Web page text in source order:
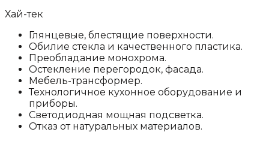
Хай-тек
Глянцевые, блестящие поверхности.
Обилие стекла и качественного пластика.
Преобладание монохрома.
Остекление перегородок, фасада.
Мебель-трансформер.
Технологичное кухонное оборудование и
приборы.
Светодиодная мощная подсветка.
Отказ от натуральных материалов.